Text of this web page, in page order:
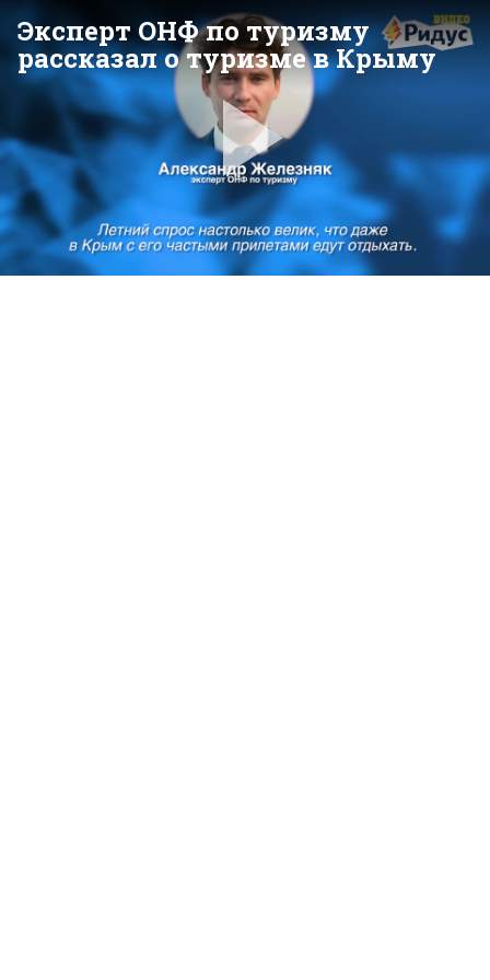
Эксперт ОНФ по туризму
рассказал о туризме в Крыму